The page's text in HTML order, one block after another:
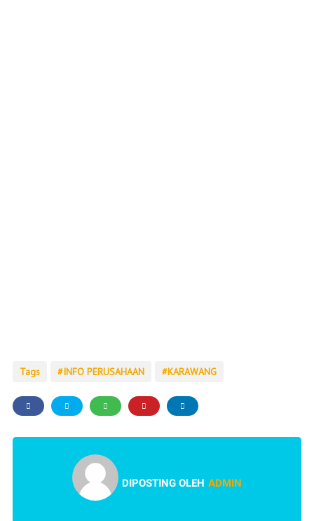
Tags INFO PERUSAHAAN KARAWANG
DIPOSTING OLEH ADMIN